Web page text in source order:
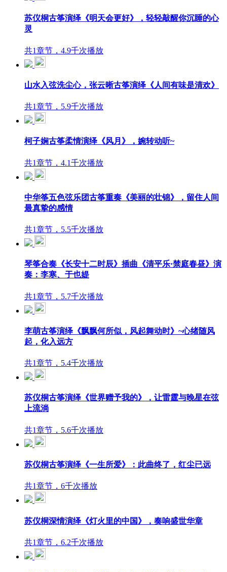
苏仪桐古筝演绎《明天会更好》，轻轻敲醒你沉睡的心
灵
共1章节，4.9千次播放
山水入弦洗尘心，张云晰古筝演绎《人间有味是清欢》
共1章节，5.9千次播放
柯子娴古筝柔情演绎《风月》，婉转动听~
共1章节，4.1千次播放
中华筝五色弦乐团古筝重奏《美丽的壮锦》，留住人间
最真挚的感情
共1章节，5.5千次播放
琴筝合奏《长安十二时辰》插曲《清平乐·禁庭春昼》演
奏：李寒、于也媞
共1章节，5.7千次播放
李萌古筝演绎《飘飘何所似，风起舞动时》~心绪随风
起，化入远方
共1章节，5.4千次播放
苏仪桐古筝演绎《世界赠予我的》，让雷霆与晚星在弦
上流淌
共1章节，5.6千次播放
苏仪桐古筝演绎《一生所爱》：此曲终了，红尘已远
共1章节，6千次播放
苏仪桐深情演绎《灯火里的中国》，奏响盛世华章
共1章节，6.2千次播放